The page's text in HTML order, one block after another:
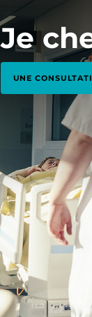
Je
UNE